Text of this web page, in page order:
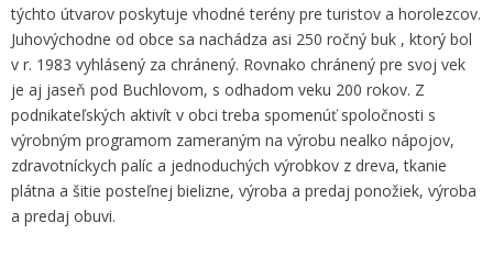
týchto útvarov poskytuje vhodné terény pre turistov a horolezcov.
Juhovýchodne od obce sa nachádza asi 250 ročný buk , ktorý bol
v r. 1983 vyhlásený za chránený. Rovnako chránený pre svoj vek
je aj jaseň pod Buchlovom, s odhadom veku 200 rokov. Z
podnikateľských aktivít v obci treba spomenúť spoločnosti s
výrobným programom zameraným na výrobu nealko nápojov,
zdravotníckych palíc a jednoduchých výrobkov z dreva, tkanie
plátna a šitie posteľnej bielizne, výroba a predaj ponožiek, výroba
a predaj obuvi.